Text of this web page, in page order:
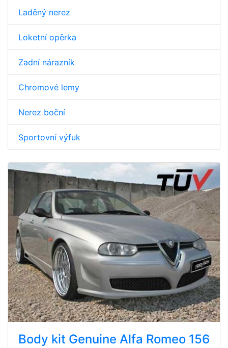
Laděný nerez
Loketní opěrka
Zadní nárazník
Chromové lemy
Nerez boční
Sportovní výfuk
Body kit Genuine Alfa Romeo 156